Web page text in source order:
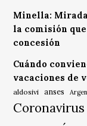
Minella:
la comisión
concesión
Cuándo
vacaciones de
aldosivi anses
Coronavirus